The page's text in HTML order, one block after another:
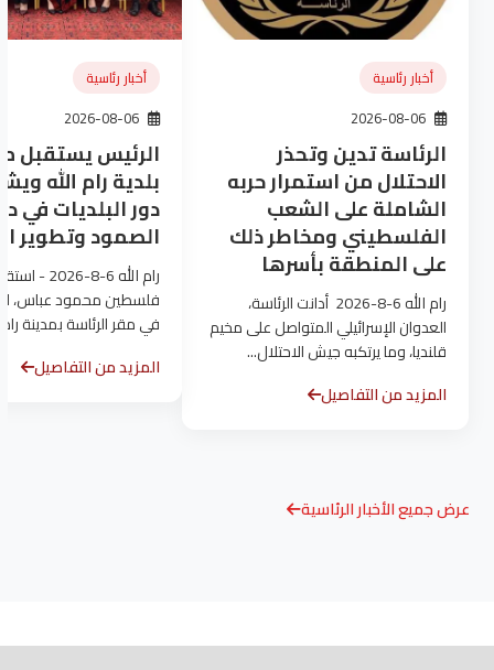
أخبار رئاسية
2026-08-06
الرئاسة تدين وتحذر
الاحتلال من استمرار حربه
الشاملة على الشعب
الفلسطيني ومخاطر ذلك
على المنطقة بأسرها
رام الله 6-8-2026 أدانت الرئاسة،
العدوان الإسرائيلي المتواصل على مخيم
قلنديا، وما يرتكبه جيش الاحتلال...
المزيد من التفاصيل
أخبار رئاسية
2026-08-06
الرئيس يستقبل
بلدية رام الله
دور البلديات في
الصمود وتطوير
رام الله 6-
فلسطين محمود عباس،
في مقر الرئاسة بمدينة
المزيد من التفاصيل
عرض جميع الأخبار الرئاسية